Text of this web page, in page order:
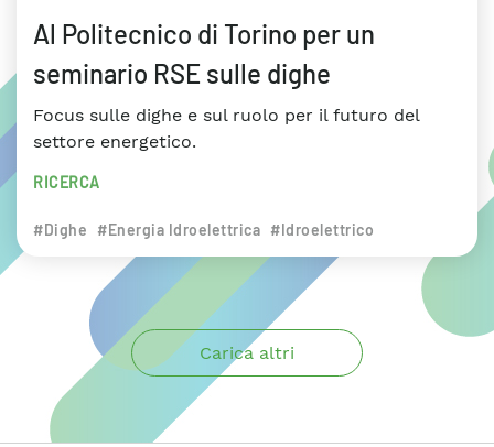
Al Politecnico di Torino per un
seminario RSE sulle dighe
Focus sulle dighe e sul ruolo per il futuro del
settore energetico.
RICERCA
#Dighe #Energia Idroelettrica #Idroelettrico
Carica altri